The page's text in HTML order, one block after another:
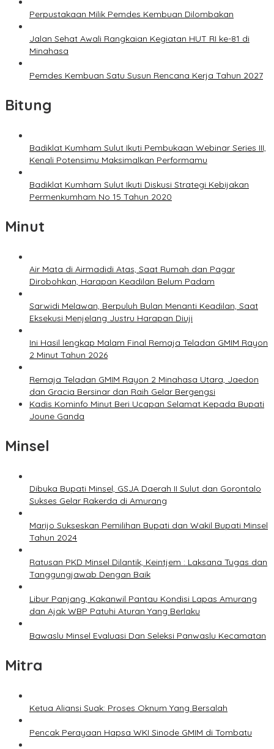
Perpustakaan Milik Pemdes Kembuan Dilombakan
Jalan Sehat Awali Rangkaian Kegiatan HUT RI ke-81 di
Minahasa
Pemdes Kembuan Satu Susun Rencana Kerja Tahun 2027
Bitung
Badiklat Kumham Sulut Ikuti Pembukaan Webinar Series III,
Kenali Potensimu Maksimalkan Performamu
Badiklat Kumham Sulut Ikuti Diskusi Strategi Kebijakan
Permenkumham No 15 Tahun 2020
Minut
Air Mata di Airmadidi Atas, Saat Rumah dan Pagar
Dirobohkan, Harapan Keadilan Belum Padam
Sarwidi Melawan, Berpuluh Bulan Menanti Keadilan, Saat
Eksekusi Menjelang Justru Harapan Diuji
Ini Hasil lengkap Malam Final Remaja Teladan GMIM Rayon
2 Minut Tahun 2026
Remaja Teladan GMIM Rayon 2 Minahasa Utara, Jaedon
dan Gracia Bersinar dan Raih Gelar Bergengsi
Kadis Kominfo Minut Beri Ucapan Selamat Kepada Bupati
Joune Ganda
Minsel
Dibuka Bupati Minsel, GSJA Daerah II Sulut dan Gorontalo
Sukses Gelar Rakerda di Amurang
Marijo Sukseskan Pemilihan Bupati dan Wakil Bupati Minsel
Tahun 2024
Ratusan PKD Minsel Dilantik, Keintjem : Laksana Tugas dan
Tanggungjawab Dengan Baik
Libur Panjang, Kakanwil Pantau Kondisi Lapas Amurang
dan Ajak WBP Patuhi Aturan Yang Berlaku
Bawaslu Minsel Evaluasi Dan Seleksi Panwaslu Kecamatan
Mitra
Ketua Aliansi Suak: Proses Oknum Yang Bersalah
Pencak Perayaan Hapsa WKI Sinode GMIM di Tombatu